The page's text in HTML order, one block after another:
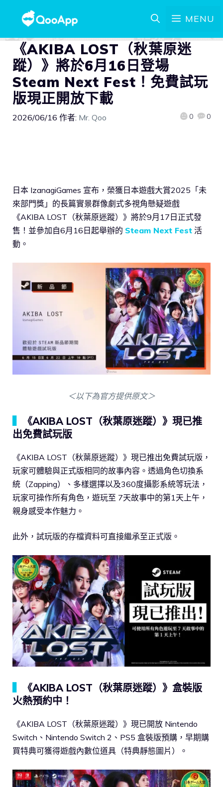
MENU
《AKIBA LOST（秋葉原迷
蹤）》將於6月16日登場
Steam Next Fest！免費試玩
版現正開放下載
2026/06/16 作者: Mr. Qoo 0 0
日本 IzanagiGames 宣布，榮獲日本遊戲大賞2025「未
來部門獎」的長篇實景群像劇式多視角懸疑遊戲
《AKIBA LOST（秋葉原迷蹤）》將於9月17日正式發
售！並參加自6月16日起舉辦的 Steam Next Fest 活
動。
＜以下為官方提供原文＞
《AKIBA LOST（秋葉原迷蹤）》現已推
出免費試玩版
《AKIBA LOST（秋葉原迷蹤）》現已推出免費試玩版，
玩家可體驗與正式版相同的故事內容。透過角色切換系
統（Zapping）、多樣選擇以及360度攝影系統等玩法，
玩家可操作所有角色，遊玩至 7天故事中的第1天上午，
親身感受本作魅力。
此外，試玩版的存檔資料可直接繼承至正式版。
《AKIBA LOST（秋葉原迷蹤）》盒裝版
火熱預約中！
《AKIBA LOST（秋葉原迷蹤）》現已開放 Nintendo
Switch、Nintendo Switch 2、PS5 盒裝版預購，早期購
買特典可獲得遊戲內數位道具（特典靜態圖片）。